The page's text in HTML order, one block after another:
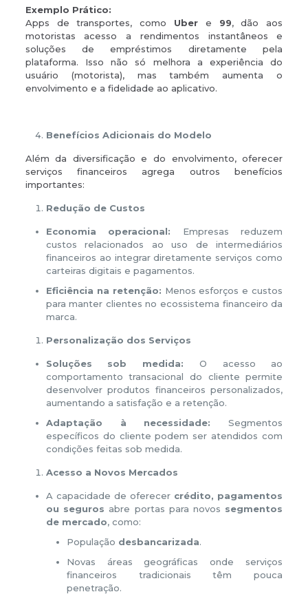
Exemplo Prático:
Apps de transportes, como Uber e 99, dão aos
motoristas acesso a rendimentos instantâneos e
soluções de empréstimos diretamente pela
plataforma. Isso não só melhora a experiência do
usuário (motorista), mas também aumenta o
envolvimento e a fidelidade ao aplicativo.
Benefícios Adicionais do Modelo
Além da diversificação e do envolvimento, oferecer
serviços financeiros agrega outros benefícios
importantes:
Redução de Custos
Economia operacional: Empresas reduzem
custos relacionados ao uso de intermediários
financeiros ao integrar diretamente serviços como
carteiras digitais e pagamentos.
Eficiência na retenção: Menos esforços e custos
para manter clientes no ecossistema financeiro da
marca.
Personalização dos Serviços
Soluções sob medida: O acesso ao
comportamento transacional do cliente permite
desenvolver produtos financeiros personalizados,
aumentando a satisfação e a retenção.
Adaptação à necessidade: Segmentos
específicos do cliente podem ser atendidos com
condições feitas sob medida.
Acesso a Novos Mercados
A capacidade de oferecer crédito, pagamentos
ou seguros abre portas para novos segmentos
de mercado, como:
População desbancarizada.
Novas áreas geográficas onde serviços
financeiros tradicionais têm pouca
penetração.